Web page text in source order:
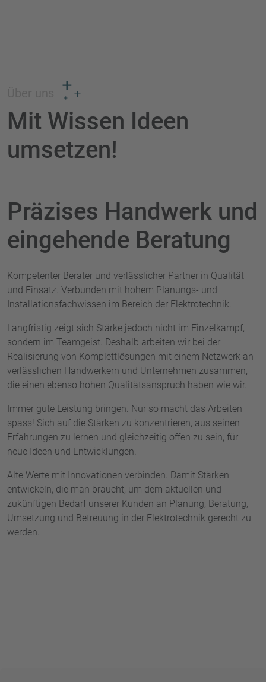
Mit Wissen Ideen
umsetzen!
Präzises Handwerk und
eingehende Beratung
Kompetenter Berater und verlässlicher Partner in Qualität
und Einsatz. Verbunden mit hohem Planungs- und
Installationsfachwissen im Bereich der Elektrotechnik.
Langfristig zeigt sich Stärke jedoch nicht im Einzelkampf,
sondern im Teamgeist. Deshalb arbeiten wir bei der
Realisierung von Komplettlösungen mit einem Netzwerk an
verlässlichen Handwerkern und Unternehmen zusammen,
die einen ebenso hohen Qualitätsanspruch haben wie wir.
Immer gute Leistung bringen. Nur so macht das Arbeiten
spass! Sich auf die Stärken zu konzentrieren, aus seinen
Erfahrungen zu lernen und gleichzeitig offen zu sein, für
neue Ideen und Entwicklungen.
Alte Werte mit Innovationen verbinden. Damit Stärken
entwickeln, die man braucht, um dem aktuellen und
zukünftigen Bedarf unserer Kunden an Planung, Beratung,
Umsetzung und Betreuung in der Elektrotechnik gerecht zu
werden.